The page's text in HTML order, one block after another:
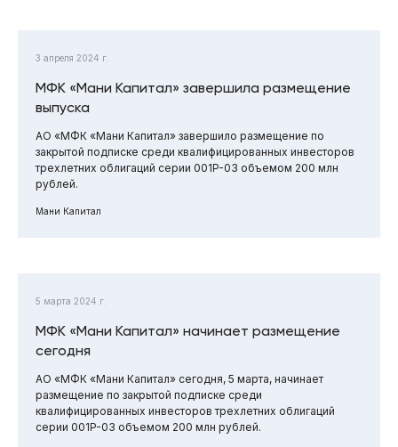
3 апреля 2024 г.
МФК «Мани Капитал» завершила размещение
выпуска
АО «МФК «Мани Капитал» завершило размещение по
закрытой подписке среди квалифицированных инвесторов
трехлетних облигаций серии 001P-03 объемом 200 млн
рублей.
Мани Капитал
5 марта 2024 г.
МФК «Мани Капитал» начинает размещение
сегодня
АО «МФК «Мани Капитал» сегодня, 5 марта, начинает
размещение по закрытой подписке среди
квалифицированных инвесторов трехлетних облигаций
серии 001P-03 объемом 200 млн рублей.